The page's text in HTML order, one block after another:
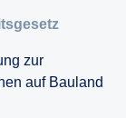
zur
auf Bauland